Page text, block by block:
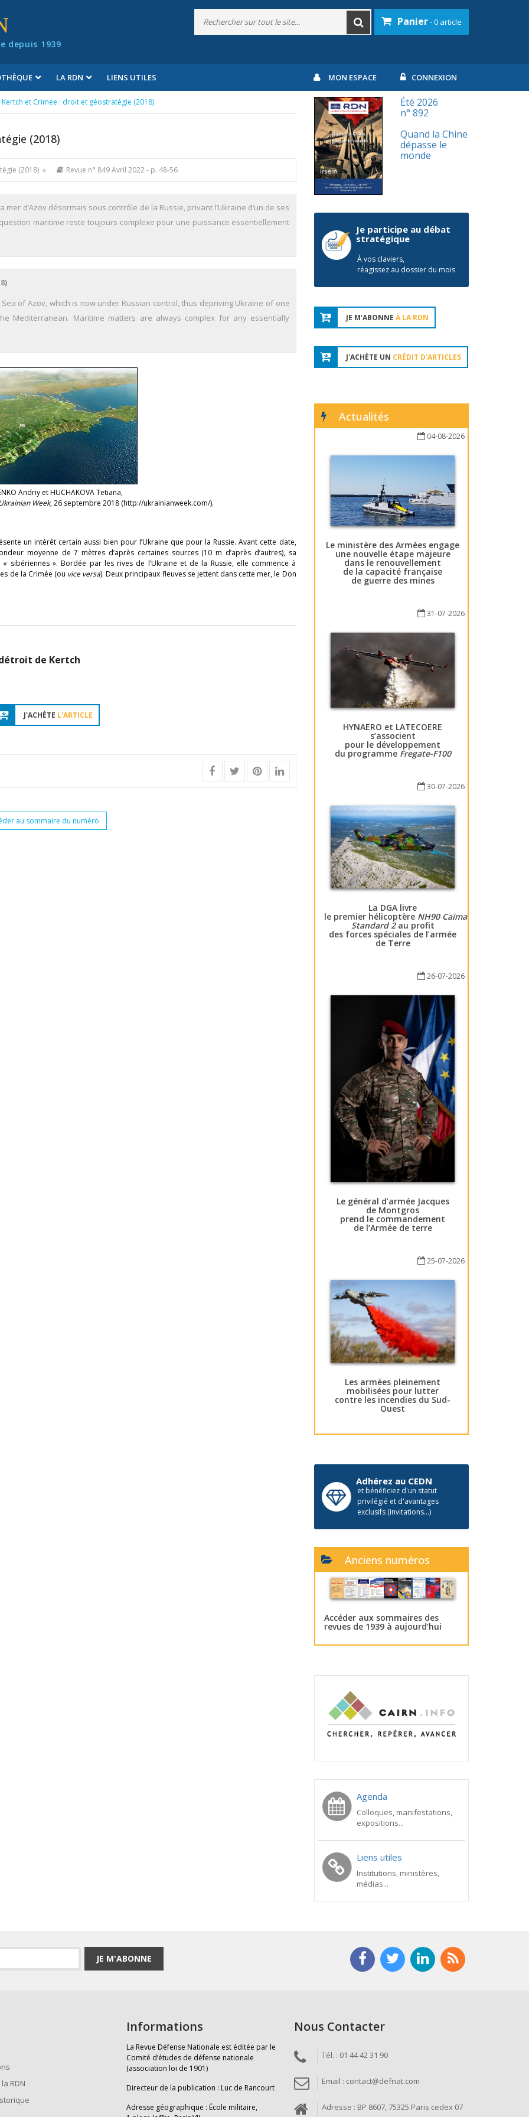
depuis 1939
Panier- 0 article
LA RDN LIENS UTILES MON ESPACE CONNEXION
Kertch et Crimée : droit et géostratégie (2018)
(2018)
(2018) » Revue n° 849 Avril 2022- p. 48-56
d’Azov désormais sous contrôle de la Russie, privant l’Ukraine d’un de ses
maritime reste toujours complexe pour une puissance essentiellement
of Azov, which is now under Russian control, thus depriving Ukraine of one
Mediterranean. Maritime matters are always complex for any essentially
Andriy et HUCHAKOVA Tetiana,
Week, 26 septembre 2018 (http://ukrainianweek.com/).
un intérêt certain aussi bien pour l’Ukraine que pour la Russie. Avant cette date,
moyenne de 7 mètres d’après certaines sources (10 m d’après d’autres), sa
sibériennes ». Bordée par les rives de l’Ukraine et de la Russie, elle commence à
de la Crimée (ou vice versa). Deux principaux fleuves se jettent dans cette mer, le Don
de Kertch
J'ACHÈTE L'ARTICLE
au sommaire du numéro
Été 2026
n° 892
Quand la Chine
dépasse le
monde
Je participe au débat
stratégique
À vos claviers,
réagissez au dossier du mois
JE M'ABONNE À LA RDN
J'ACHÈTE UN CRÉDIT D'ARTICLES
Actualités
04-08-2026
Le ministère des Armées engage
une nouvelle étape majeure
dans le renouvellement
de la capacité française
de guerre des mines
31-07-2026
HYNAERO et LATECOERE
s’associent
pour le développement
du programme Fregate-F100
30-07-2026
La DGA livre
le premier hélicoptère NH90 Caïman
Standard 2au profit
des forces spéciales de l’armée
de Terre
26-07-2026
Le général d’armée Jacques
de Montgros
prend le commandement
de l’Armée de terre
25-07-2026
Les armées pleinement
mobilisées pour lutter
contre les incendies du Sud-
Ouest
Adhérez au CEDN
et bénéficiez d'un statut
privilégié et d'avantages
exclusifs (invitations...)
Anciens numéros
Accéder aux sommaires des
revues de 1939 à aujourd’hui
Agenda
Colloques, manifestations,
expositions...
Liens utiles
Institutions, ministères,
médias...
JE M'ABONNE
RDN
Informations
La Revue Défense Nationale est éditée par le
Comité d’études de défense nationale
(association loi de 1901)
Directeur de la publication : Luc de Rancourt
Adresse géographique : École militaire,
Nous Contacter
Tél. : 01 44 42 31 90
Email : contact@defnat.com
Adresse : BP 8607, 75325 Paris cedex 07